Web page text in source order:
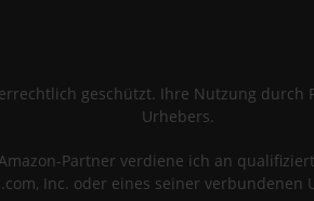
geschützt. Ihre Nutzung
Urhebers.
Partner verdiene ich an
Inc. oder eines seiner verbundenen